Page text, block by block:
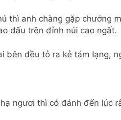
thì anh chàng gặp chưởng
đấu trên đỉnh núi cao ngất.
bên đều tỏ ra kẻ tám lạng,
ngươi thì có đánh đến lúc